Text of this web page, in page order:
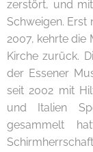
zerstört, und
Schweigen. Erst
2007, kehrte die
Kirche zurück.
der Essener
seit 2002 mit
und Italien
gesammelt